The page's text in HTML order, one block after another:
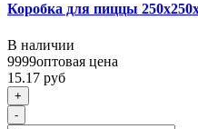
Коробка для пиццы
В наличии
9999оптовая цена
15.17 руб
+
-